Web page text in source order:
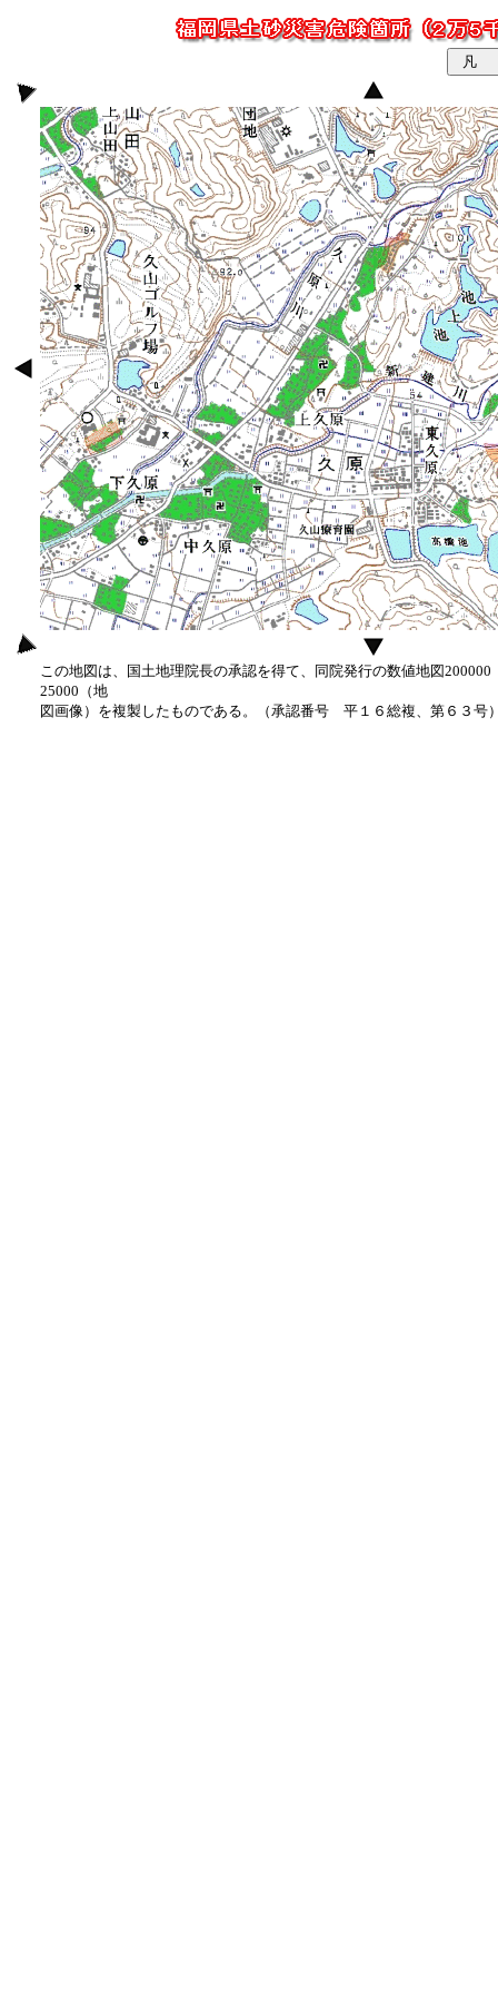
この地図は、国土地理院長の承認を得て、同院発行の数値地図
25000（地
図画像）を複製したものである。（承認番号 平１６総複、第６３号